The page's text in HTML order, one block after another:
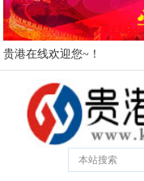
贵港在线欢迎您~！